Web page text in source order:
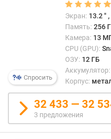
о
т
д
е
ш
е
Спросить
Экран: 13.2 ″
Память: 256
Камера: 13
CPU (GPU):
ОЗУ: 12 ГБ
Аккумулятор:
Корпус:
32 433 — 32
3 предложения